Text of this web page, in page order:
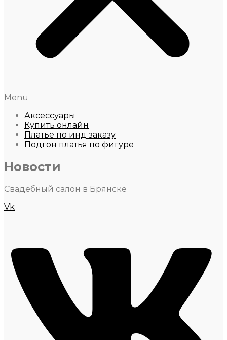
Menu
Аксессуары
Купить онлайн
Платье по инд заказу
Подгон платья по фигуре
Новости
Свадебный салон в Брянске
Vk